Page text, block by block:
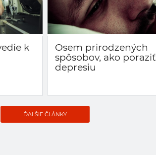
k
Osem prirodzených
spôsobov, ako poraziť
depresiu
ĎALŠIE ČLÁNKY